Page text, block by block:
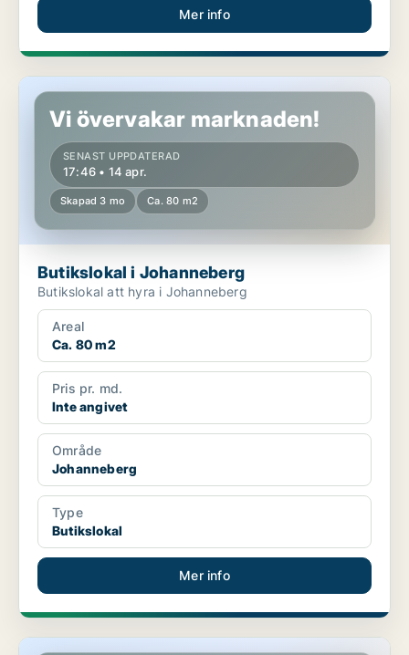
Mer info
Butikslokal i Johanneberg
Vi övervakar marknaden!
SENAST UPPDATERAD
17:46 • 14 apr.
Skapad 3 mo Ca. 80 m2
Butikslokal i Johanneberg
Butikslokal att hyra i Johanneberg
Areal
Ca. 80 m2
Pris pr. md.
Inte angivet
Område
Johanneberg
Type
Butikslokal
Mer info
Butikslokal på Kungsholmen